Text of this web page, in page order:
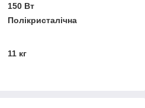
150 Вт
Полікристалічна
11 кг